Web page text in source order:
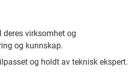
virksomhet og
og kunnskap.
og holdt av teknisk ekspert.